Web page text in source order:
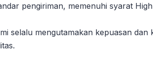
pengiriman, memenuhi syarat
selalu mengutamakan kepuasan